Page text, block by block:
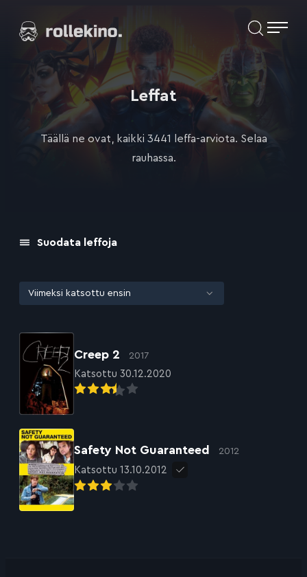
suoraan
Elokuvat ja elokuva-arviot | Rollekino.fi
lopputekstien
Leffat
Täällä ne ovat, kaikki 3441 leffa-arviota. Selaa
rauhassa.
Suodata leffoja
Creep 2 2017
Katsottu 30.12.2020
Safety Not Guaranteed 2012
Katsottu 13.10.2012